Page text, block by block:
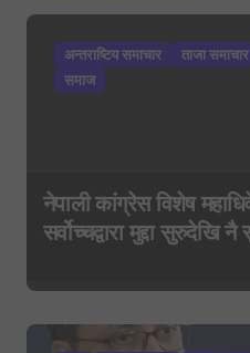
अन्तराष्टिय समाचार ताजा समाचार
समाज
नेपाली कांग्रेस विशेष
सर्वोच्चद्वारा मुद्दा सुरुदेखि नै